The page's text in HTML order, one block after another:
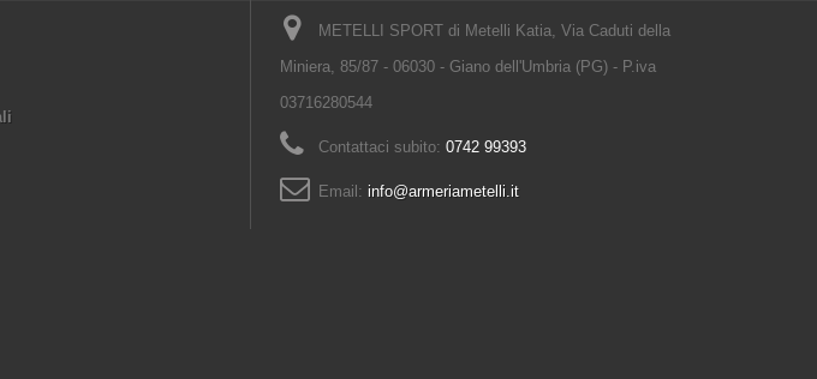
METELLI SPORT di Metelli Katia, Via Caduti della
Miniera, 85/87 - 06030 - Giano dell'Umbria (PG) - P.iva
03716280544
Contattaci subito: 0742 99393
Email: info@armeriametelli.it